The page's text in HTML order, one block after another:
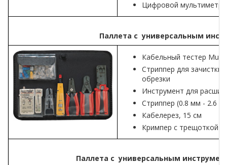
Цифровой мультиметр
Паллета с универсальным
Кабельный тестер
Стриппер для зачистки
обрезки
Инструмент для
Стриппер (0.8 мм - 2.6
Кабелерез, 15 см
Кримпер с трещоткой
Паллета с универсальным